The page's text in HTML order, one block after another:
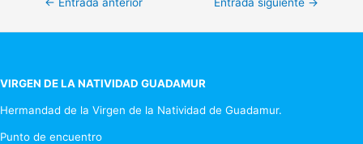
de
VIRGEN DE LA NATIVIDAD GUADAMUR
Hermandad de la Virgen de la Natividad de Guadamur.
Punto de encuentro